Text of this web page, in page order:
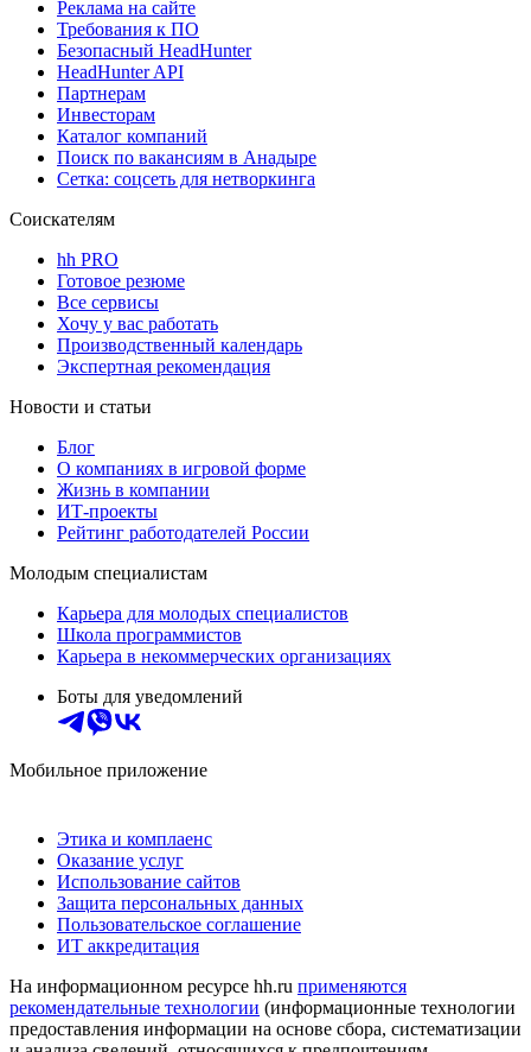
Реклама на сайте
Требования к ПО
Безопасный HeadHunter
HeadHunter API
Партнерам
Инвесторам
Каталог компаний
Поиск по вакансиям в Анадыре
Сетка: соцсеть для нетворкинга
Соискателям
hh PRO
Готовое резюме
Все сервисы
Хочу у вас работать
Производственный календарь
Экспертная рекомендация
Новости и статьи
Блог
О компаниях в игровой форме
Жизнь в компании
ИТ-проекты
Рейтинг работодателей России
Молодым специалистам
Карьера для молодых специалистов
Школа программистов
Карьера в некоммерческих организациях
Боты для уведомлений
Мобильное приложение
Этика и комплаенс
Оказание услуг
Использование сайтов
Защита персональных данных
Пользовательское соглашение
ИТ аккредитация
На информационном ресурсе hh.ru применяются
рекомендательные технологии (информационные технологии
предоставления информации на основе сбора, систематизации